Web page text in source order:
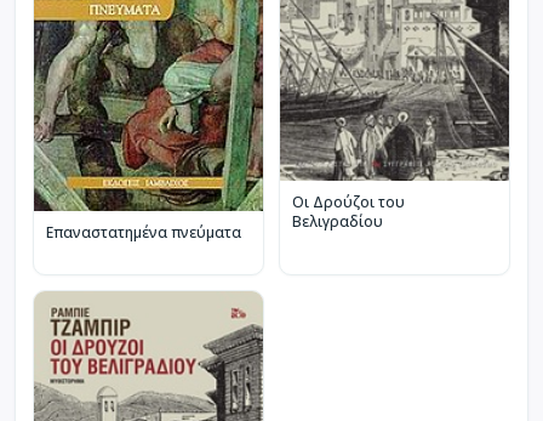
Επαναστατημένα πνεύματα
Οι Δρούζοι του
Βελιγραδίου